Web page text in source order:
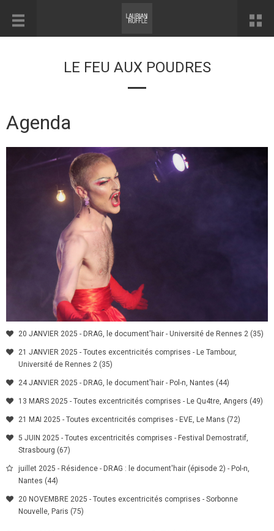
LE FEU AUX POUDRES
Agenda
20 JANVIER 2025 - DRAG, le document'hair - Université de Rennes 2 (35)
21 JANVIER 2025 - Toutes excentricités comprises - Le Tambour,
Université de Rennes 2 (35)
24 JANVIER 2025 - DRAG, le document'hair - Pol-n, Nantes (44)
13 MARS 2025 - Toutes excentricités comprises - Le Qu4tre, Angers (49)
21 MAI 2025 - Toutes excentricités comprises - EVE, Le Mans (72)
5 JUIN 2025 - Toutes excentricités comprises - Festival Demostratif,
Strasbourg (67)
juillet 2025 - Résidence - DRAG : le document'hair (épisode 2) - Pol-n,
Nantes (44)
20 NOVEMBRE 2025 - Toutes excentricités comprises - Sorbonne
Nouvelle, Paris (75)